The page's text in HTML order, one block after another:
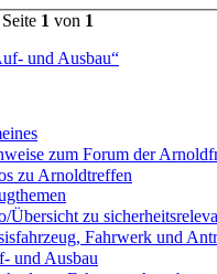
1 von 1
und Ausbau“
zum Forum der
zu Arnoldtreffen
zu
Fahrwerk und
und Ausbau